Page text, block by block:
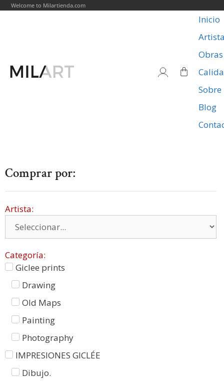
Welcome to Milartienda.com
Inicio
Obras
Blog
Comprar por:
Artista:
Categoría:
Giclee prints
Drawing
Old Maps
Painting
Photography
IMPRESIONES GICLÉE
Dibujo.